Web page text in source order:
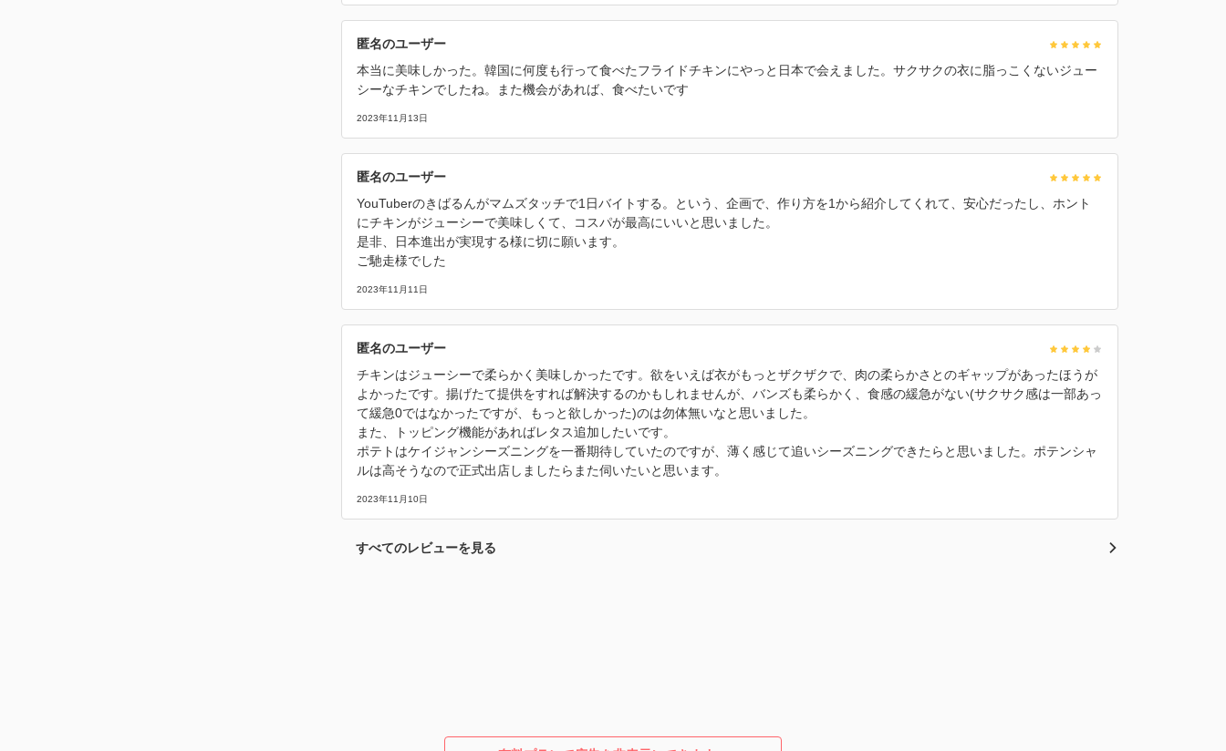
匿名のユーザー
本当に美味しかった。韓国に何度も行って食べたフライドチキンにやっと日本で会えました。サクサクの衣に脂っこくないジュー
シーなチキンでしたね。また機会があれば、食べたいです
2023年11月13日
匿名のユーザー
YouTuberのきばるんがマムズタッチで1日バイトする。という、企画で、作り方を1から紹介してくれて、安心だったし、ホント
にチキンがジューシーで美味しくて、コスパが最高にいいと思いました。
是非、日本進出が実現する様に切に願います。
ご馳走様でした
2023年11月11日
匿名のユーザー
チキンはジューシーで柔らかく美味しかったです。欲をいえば衣がもっとザクザクで、肉の柔らかさとのギャップがあったほうが
よかったです。揚げたて提供をすれば解決するのかもしれませんが、バンズも柔らかく、食感の緩急がない(サクサク感は一部あっ
て緩急0ではなかったですが、もっと欲しかった)のは勿体無いなと思いました。
また、トッピング機能があればレタス追加したいです。
ポテトはケイジャンシーズニングを一番期待していたのですが、薄く感じて追いシーズニングできたらと思いました。ポテンシャ
ルは高そうなので正式出店しましたらまた伺いたいと思います。
2023年11月10日
すべてのレビューを見る